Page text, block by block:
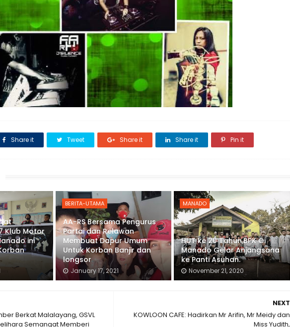
Share it Tweet Share it Share it Pin it
Klub Motor
ini
BERITA-UTAMA
AA-RS Bersama Pengurus
Partai dan Relawan
Membuat Dapur Umum
Untuk Korban Banjir dan
longsor
January 17, 2021
MANADO
HUT ke 20 Tahun,BPK Oi
Manado Gelar Anjangsana
ke Panti Asuhan.
November 21, 2020
NEXT
KOWLOON CAFE: Hadirkan Mr Arifin, Mr Meidy dan
Miss Yudith,
Berkat Malalayang, GSVL
Semangat Memberi